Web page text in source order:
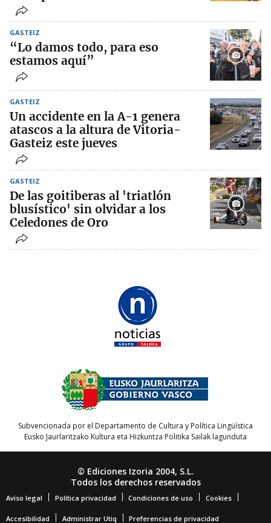
GASTEIZ
“Lo damos todo, para eso
estamos aquí”
GASTEIZ
Un accidente en la A-1 genera
atascos a la altura de Vitoria-
Gasteiz este jueves
GASTEIZ
De las goitiberas al 'triatlón
blusístico' sin olvidar a los
Celedones de Oro
Subvencionada por el Departamento de Cultura y Política Lingüística
Eusko Jaurlaritzako Kultura eta Hizkuntza Politika Sailak lagunduta
© Ediciones Izoria 2004, S.L.
Todos los derechos reservados
Aviso legal Política privacidad Condiciones de uso Cookies
Accesibilidad Administrar Utiq Preferencias de privacidad